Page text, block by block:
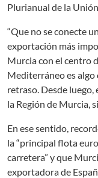
Plurianual de la
“Que no se conecte
exportación más
Murcia con el centro
Mediterráneo es algo
retraso. Desde
la Región de Murcia,
En ese sentido,
la “principal flota
carretera” y que
exportadora de